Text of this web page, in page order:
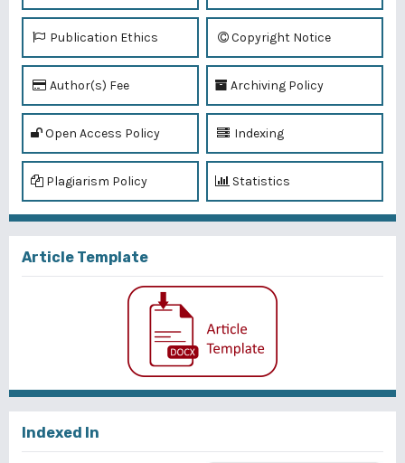
Publication Ethics Copyright Notice
Author(s) Fee Archiving Policy
Open Access Policy Indexing
Plagiarism Policy Statistics
Article Template
Indexed In